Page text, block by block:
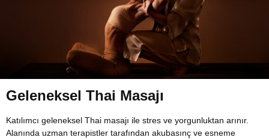
Geleneksel Thai Masajı
Katılımcı geleneksel Thai masajı ile stres ve yorgunluktan arınır.
Alanında uzman terapistler tarafından akubasınç ve esneme